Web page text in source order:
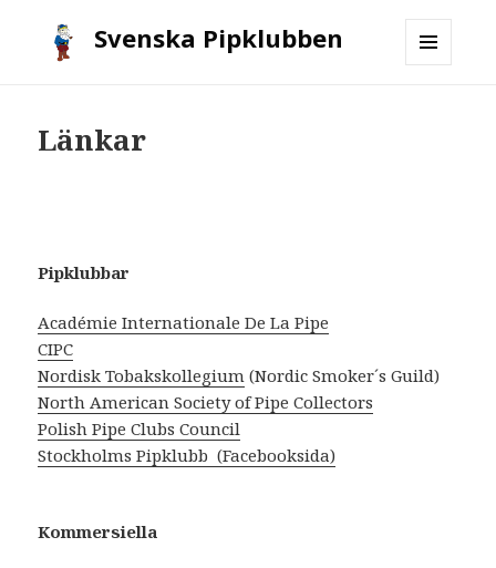
Svenska Pipklubben
Länkar
Pipklubbar
Académie Internationale De La Pipe
CIPC
Nordisk Tobakskollegium (Nordic Smoker´s Guild)
North American Society of Pipe Collectors
Polish Pipe Clubs Council
Stockholms Pipklubb (Facebooksida)
Kommersiella